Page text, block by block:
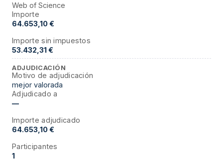
Web of Science
Importe
64.653,10 €
Importe sin impuestos
53.432,31 €
ADJUDICACIÓN
Motivo de adjudicación
mejor valorada
Adjudicado a
—
Importe adjudicado
64.653,10 €
Participantes
1